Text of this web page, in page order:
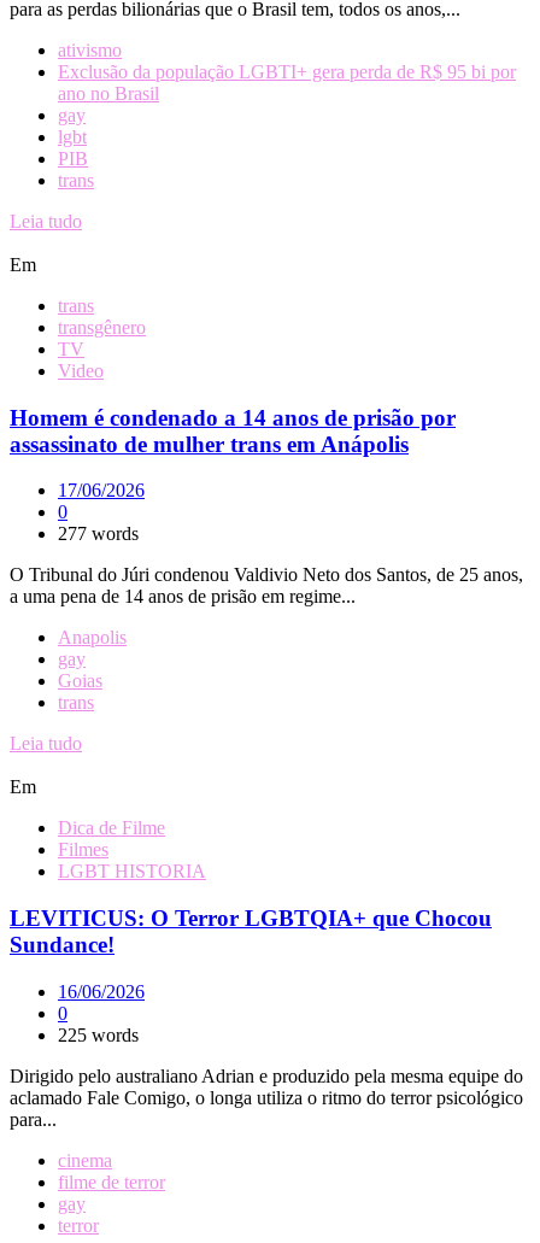
para as perdas bilionárias que o Brasil tem, todos os anos,...
ativismo
Exclusão da população LGBTI+ gera perda de R$ 95 bi por
ano no Brasil
gay
lgbt
PIB
trans
Leia tudo
Em
trans
transgênero
TV
Video
Homem é condenado a 14 anos de prisão por
assassinato de mulher trans em Anápolis
17/06/2026
0
277 words
O Tribunal do Júri condenou Valdivio Neto dos Santos, de 25 anos,
a uma pena de 14 anos de prisão em regime...
Anapolis
gay
Goias
trans
Leia tudo
Em
Dica de Filme
Filmes
LGBT HISTORIA
LEVITICUS: O Terror LGBTQIA+ que Chocou
Sundance!
16/06/2026
0
225 words
Dirigido pelo australiano Adrian e produzido pela mesma equipe do
aclamado Fale Comigo, o longa utiliza o ritmo do terror psicológico
para...
cinema
filme de terror
gay
terror